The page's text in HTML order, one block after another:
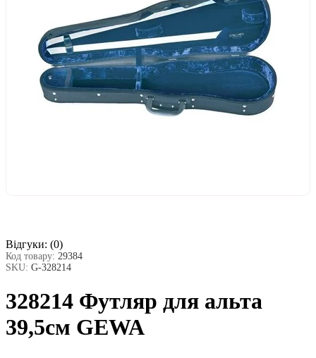
Відгуки: (0)
Код товару: 29384
SKU: G-328214
328214 Футляр для альта
39,5см GEWA